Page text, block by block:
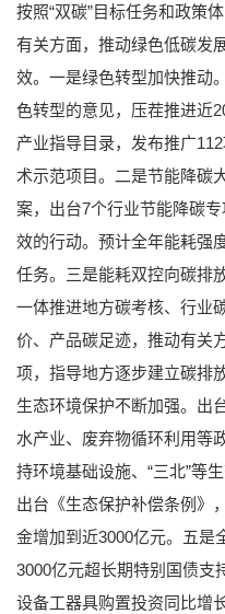
按照“双碳”目标任务和政策
有关方面，推动绿色低碳发
效。一是绿色转型加快推动
色转型的意见，压茬推进近
产业指导目录，发布推广
术示范项目。二是节能降碳
案，出台7个行业节能降碳
效的行动。预计全年能耗强
任务。三是能耗双控向碳排
一体推进地方碳考核、行业
价、产品碳足迹，推动有关
项，指导地方逐步建立碳排
生态环境保护不断加强。出
水产业、废弃物循环利用等
持环境基础设施、“三北”等
出台《生态保护补偿条例》
金增加到近3000亿元。五是
3000亿元超长期特别国债支
设备工器具购置投资同比增